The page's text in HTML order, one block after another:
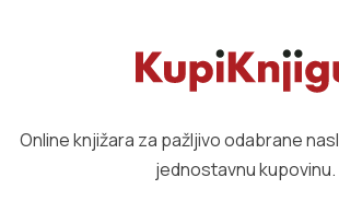
Online knjižara za pažljivo odabrane
jednostavnu kupovinu.